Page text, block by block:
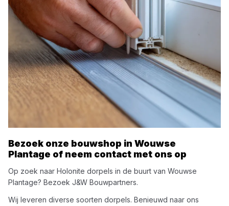
Bezoek onze bouwshop in Wouwse
Plantage of neem contact met ons op
Op zoek naar Holonite dorpels in de buurt van Wouwse
Plantage? Bezoek J&W Bouwpartners.
Wij leveren diverse soorten dorpels. Benieuwd naar ons